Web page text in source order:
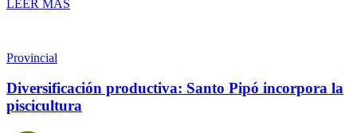
LEER MAS
Provincial
Diversificación productiva: Santo Pipó incorpora la
piscicultura